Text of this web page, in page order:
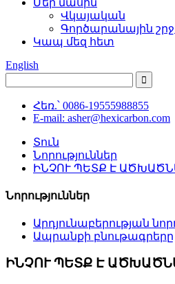
Վկայական
Գործարանային
Կապ մեզ հետ
English
Հեռ.՝ 0086-19555988855
E-mail: asher@hexicarbon.com
Տուն
Նորություններ
ԻՆՉՈՒ ՊԵՏՔ Է
Նորություններ
Արդյունաբերության
Ապրանքի բնութագրերը
ԻՆՉՈՒ ՊԵՏՔ Է